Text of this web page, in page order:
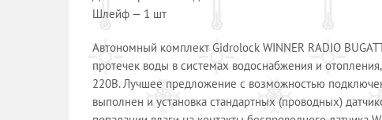
Шлейф — 1 шт
Автономный комплект Gidrоlock WINNER RADIO
протечек воды в системах водоснабжения и
220В. Лучшее предложение с возможностью
выполнен и установка стандартных (проводных)